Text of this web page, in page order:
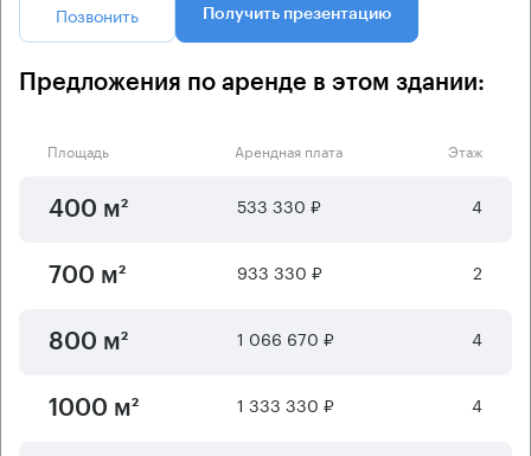
Позвонить Получить презентацию
Предложения по аренде в этом здании:
Площадь Арендная плата Этаж
400 м² 533 330 ₽ 4
700 м² 933 330 ₽ 2
800 м² 1 066 670 ₽ 4
1000 м² 1 333 330 ₽ 4